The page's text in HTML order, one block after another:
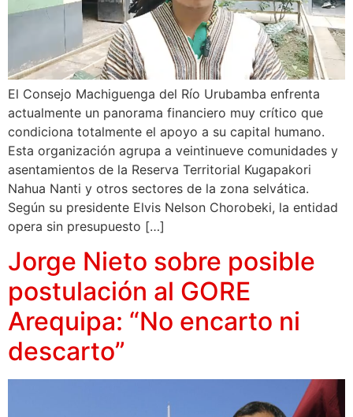
El Consejo Machiguenga del Río Urubamba enfrenta
actualmente un panorama financiero muy crítico que
condiciona totalmente el apoyo a su capital humano.
Esta organización agrupa a veintinueve comunidades y
asentamientos de la Reserva Territorial Kugapakori
Nahua Nanti y otros sectores de la zona selvática.
Según su presidente Elvis Nelson Chorobeki, la entidad
opera sin presupuesto […]
Jorge Nieto sobre posible
postulación al GORE
Arequipa: “No encarto ni
descarto”